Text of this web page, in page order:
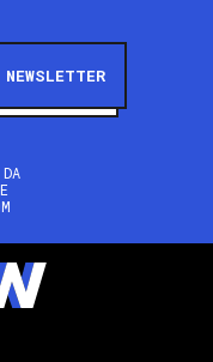
NEWSLETTER